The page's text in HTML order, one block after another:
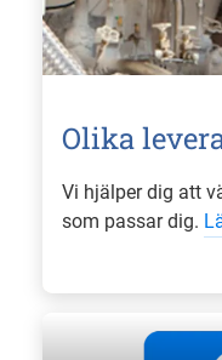
Olika
Vi hjälper dig att
som passar dig.